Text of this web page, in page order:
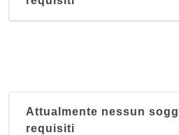
Attualmente nessun
requisiti